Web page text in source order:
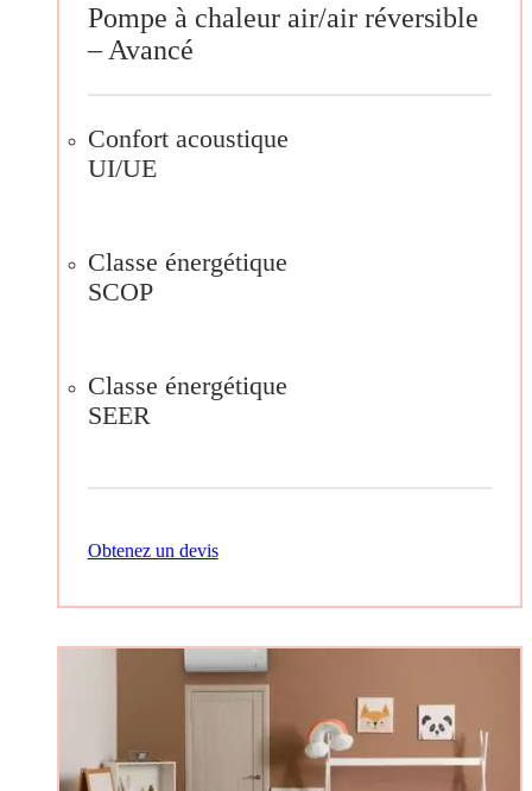
Pompe à chaleur air/air réversible
– Avancé
Confort acoustique
UI/UE
Classe énergétique
SCOP
Classe énergétique
SEER
Obtenez un devis